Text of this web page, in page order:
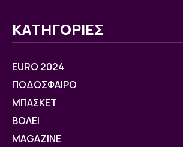
ΚΑΤΗΓΟΡΙΕΣ
EURO 2024
ΠΟΔΟΣΦΑΙΡΟ
ΜΠΑΣΚΕΤ
ΒOΛΕΙ
MAGAZINE